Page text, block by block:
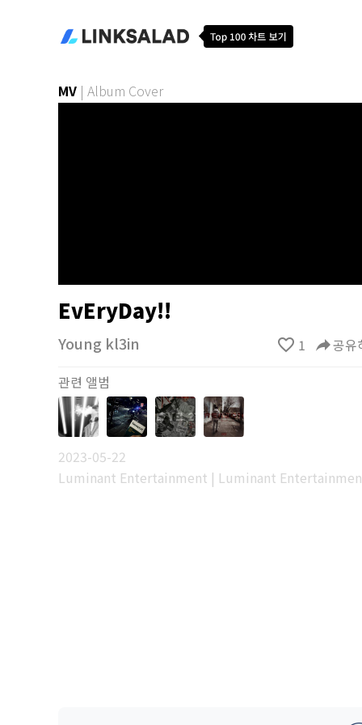
MV | Album Cover
EvEryDay!!
Young kl3in favorite_border 1 reply공유
관련 앨범
2023-05-22
Luminant Entertainment | Luminant